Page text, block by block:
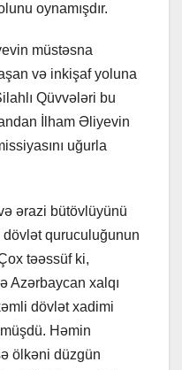
oynamışdır.
müstəsna
və inkişaf yoluna
Qüvvələri bu
İlham Əliyevin
uğurla
ərazi bütövlüyünü
quruculuğunun
təəssüf ki,
Azərbaycan xalqı
dövlət xadimi
Həmin
ölkəni düzgün